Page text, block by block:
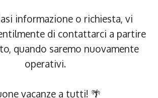
Orientamento per Colloquio
in modo Professionale
Richiedi
informazione o richiesta, vi
di contattarci a partire
quando saremo nuovamente
operativi.
vacanze a tutti! 🌴